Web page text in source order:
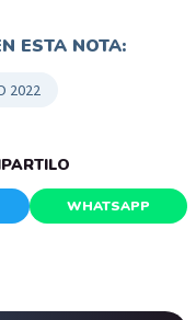
ESTA NOTA:
2022
WHATSAPP